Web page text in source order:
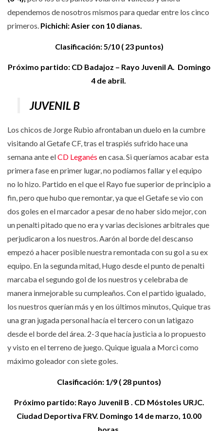
dependemos de nosotros mismos para quedar entre los cinco
primeros. Pichichi: Asier con 10 dianas.
Clasificación: 5/10 ( 23 puntos)
Próximo partido: CD Badajoz – Rayo Juvenil A. Domingo
4 de abril.
JUVENIL B
Los chicos de Jorge Rubio afrontaban un duelo en la cumbre
visitando al Getafe CF, tras el traspiés sufrido hace una
semana ante elCD Leganés en casa. Si queríamos acabar esta
primera fase en primer lugar, no podíamos fallar y el equipo
no lo hizo. Partido en el que el Rayo fue superior de principio a
fin, pero que hubo que remontar, ya que el Getafe se vio con
dos goles en el marcador a pesar de no haber sido mejor, con
un penalti pitado que no era y varias decisiones arbitrales que
perjudicaron a los nuestros. Aarón al borde del descanso
empezó a hacer posible nuestra remontada con su gol a su ex
equipo. En la segunda mitad, Hugo desde el punto de penalti
marcaba el segundo gol de los nuestros y celebraba de
manera inmejorable su cumpleaños. Con el partido igualado,
los nuestros querían más y en los últimos minutos, Quique tras
una gran jugada personal hacía el tercero con un latigazo
desde el borde del área. 2-3 que hacía justicia a lo propuesto
y visto en el terreno de juego. Quique iguala a Morci como
máximo goleador con siete goles.
Clasificación: 1/9 ( 28 puntos)
Próximo partido: Rayo Juvenil B . CD Móstoles URJC.
Ciudad Deportiva FRV. Domingo 14 de marzo, 10.00